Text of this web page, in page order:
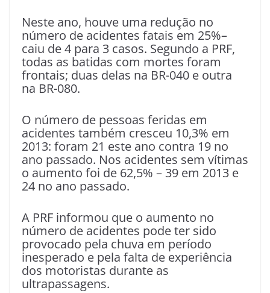
Neste ano, houve uma redução no
número de acidentes fatais em 25%–
caiu de 4 para 3 casos. Segundo a PRF,
todas as batidas com mortes foram
frontais; duas delas na BR-040 e outra
na BR-080.
O número de pessoas feridas em
acidentes também cresceu 10,3% em
2013: foram 21 este ano contra 19 no
ano passado. Nos acidentes sem vítimas
o aumento foi de 62,5% – 39 em 2013 e
24 no ano passado.
A PRF informou que o aumento no
número de acidentes pode ter sido
provocado pela chuva em período
inesperado e pela falta de experiência
dos motoristas durante as
ultrapassagens.